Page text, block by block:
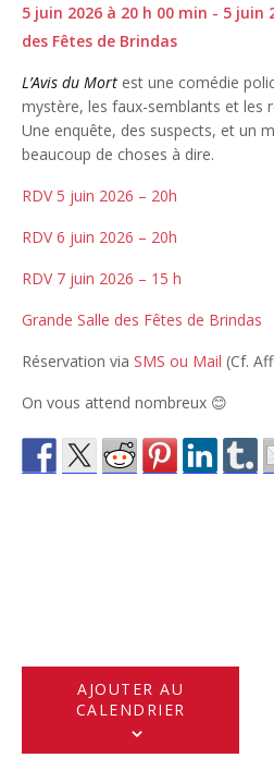
5 juin 2026 à 20 h 00 min - 5 juin
des Fêtes de Brindas
L’Avis du Mort est une comédie
mystère, les faux-semblants et les
Une enquête, des suspects, et un
beaucoup de choses à dire.
RDV 5 juin 2026 – 20h
RDV 6 juin 2026 – 20h
RDV 7 juin 2026 – 15 h
Grande Salle des Fêtes de Brindas
Réservation via SMS ou Mail (Cf.
On vous attend nombreux 😊
AJOUTER AU
CALENDRIER